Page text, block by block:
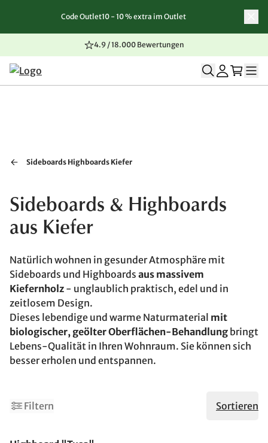
Zum Inhalt springen
Zur Navigation springen
Zum Seitenende springen
Code Outlet10 - 10 % extra im Outlet
4.9 / 18.000 Bewertungen
Sideboards Highboards Kiefer
Sideboards & Highboards
aus Kiefer
Natürlich wohnen in gesunder Atmosphäre mit
Sideboards und Highboards aus massivem
Kiefernholz - unglaublich praktisch, edel und in
zeitlosem Design.
Dieses lebendige und warme Naturmaterial mit
biologischer, geölter Oberflächen-Behandlung bringt
Lebens-Qualität in Ihren Wohnraum. Sie können sich
besser erholen und entspannen.
Filtern Sortieren